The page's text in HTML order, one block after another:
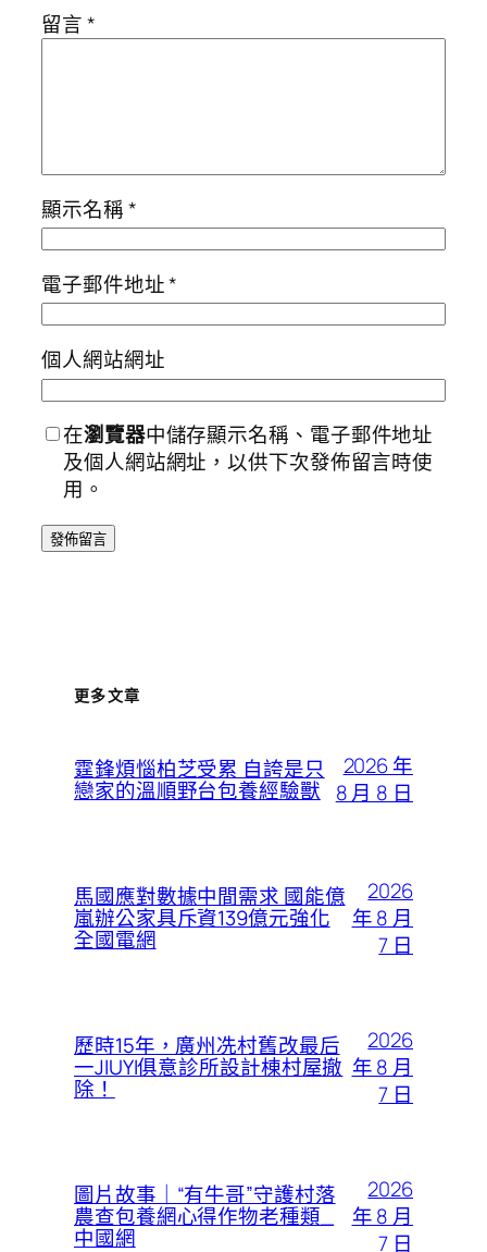
留言*
顯示名稱*
電子郵件地址*
個人網站網址
在瀏覽器中儲存顯示名稱、電子郵件地址
及個人網站網址，以供下次發佈留言時使
用。
更多文章
霆鋒煩惱柏芝受累 自誇是只
戀家的溫順野台包養經驗獸
2026 年
8 月 8 日
馬國應對數據中間需求 國能億
嵐辦公家具斥資139億元強化
全國電網
2026
年 8 月
7 日
歷時15年，廣州冼村舊改最后
一JIUYI俱意診所設計棟村屋撤
除！
2026
年 8 月
7 日
圖片故事｜“有牛哥”守護村落
農查包養網心得作物老種類_
中國網
2026
年 8 月
7 日